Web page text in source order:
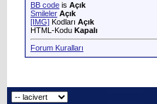
BB code is Açık
Smileler Açık
[IMG] Kodları Açık
HTML-Kodu Kapalı
Forum Kuralları